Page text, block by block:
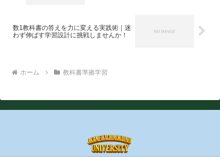
数1教科書の答えを力に変える実践術｜迷
わず伸ばす学習設計に挑戦しませんか！
ホーム 教科書準拠学習